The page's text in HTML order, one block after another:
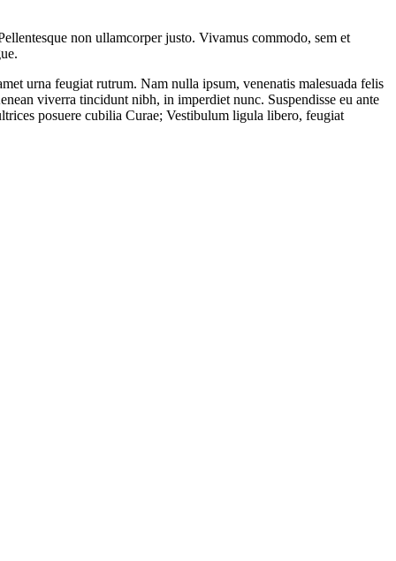
non ullamcorper justo. Vivamus commodo, sem et
urna feugiat rutrum. Nam nulla ipsum, venenatis malesuada felis
viverra tincidunt nibh, in imperdiet nunc. Suspendisse eu ante
posuere cubilia Curae; Vestibulum ligula libero, feugiat